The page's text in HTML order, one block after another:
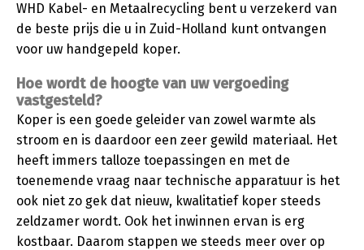
WHD Kabel- en Metaalrecycling bent u verzekerd van
de beste prijs die u in Zuid-Holland kunt ontvangen
voor uw handgepeld koper.
Hoe wordt de hoogte van uw vergoeding
vastgesteld?
Koper is een goede geleider van zowel warmte als
stroom en is daardoor een zeer gewild materiaal. Het
heeft immers talloze toepassingen en met de
toenemende vraag naar technische apparatuur is het
ook niet zo gek dat nieuw, kwalitatief koper steeds
zeldzamer wordt. Ook het inwinnen ervan is erg
kostbaar. Daarom stappen we steeds meer over op